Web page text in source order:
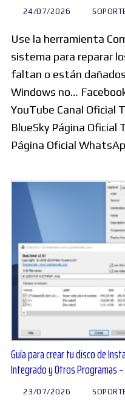
24/07/2026
Use la herramienta
sistema para reparar
faltan o están
Windows no…
YouTube Canal Oficial
BlueSky Página Oficial
Página Oficial
Guía para crear tu disco de
Integrado y Otros Programas
23/07/2026